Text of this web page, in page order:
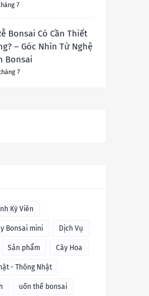
7
Bonsai Có Cần Thiết
– Góc Nhìn Từ Nghệ
Bonsai
7
Kỳ Viên
Bonsai mini Dịch Vụ
Sản phẩm Cây Hoa
- Thông Nhật
uốn thế bonsai